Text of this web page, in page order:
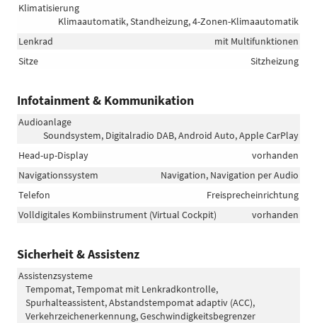
Klimatisierung
Klimaautomatik, Standheizung, 4-Zonen-Klimaautomatik
Lenkrad
mit Multifunktionen
Sitze
Sitzheizung
Infotainment & Kommunikation
Audioanlage
Soundsystem, Digitalradio DAB, Android Auto, Apple CarPlay
Head-up-Display
vorhanden
Navigationssystem
Navigation, Navigation per Audio
Telefon
Freisprecheinrichtung
Volldigitales Kombiinstrument (Virtual Cockpit)
vorhanden
Sicherheit & Assistenz
Assistenzsysteme
Tempomat, Tempomat mit Lenkradkontrolle,
Spurhalteassistent, Abstandstempomat adaptiv (ACC),
Verkehrzeichenerkennung, Geschwindigkeitsbegrenzer